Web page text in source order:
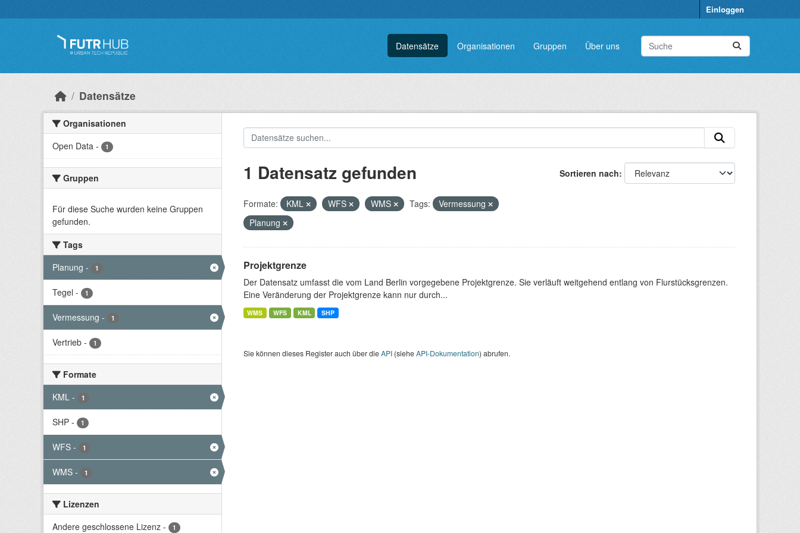
Einloggen
Datensätze Organisationen Gruppen Über uns
Datensätze
Organisationen
Open Data - 1
Gruppen
Für diese Suche wurden keine Gruppen
gefunden.
Tags
Planung - 1
Tegel - 1
Vermessung - 1
Vertrieb - 1
Formate
KML - 1
SHP - 1
WFS - 1
WMS - 1
Lizenzen
Andere geschlossene Lizenz - 1
Sortieren nach
1 Datensatz gefunden
Formate: KML WFS WMS Tags:
Vermessung
Planung
Projektgrenze
Der Datensatz umfasst die vom Land Berlin vorgegebene Projektgrenze. Sie verläuft weitgehend entlang von Flurstücksgrenzen.
Eine Veränderung der Projektgrenze kann nur durch...
WMS WFS KML SHP
Sie können dieses Register auch über dieAPI(sieheAPI-Dokumentation) abrufen.